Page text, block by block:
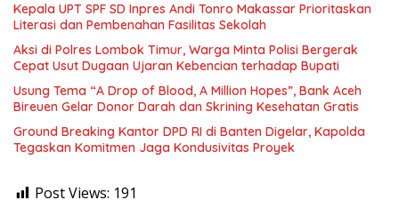
Kepala UPT SPF SD Inpres Andi Tonro Makassar Prioritaskan
Literasi dan Pembenahan Fasilitas Sekolah
Aksi di Polres Lombok Timur, Warga Minta Polisi Bergerak
Cepat Usut Dugaan Ujaran Kebencian terhadap Bupati
Usung Tema “A Drop of Blood, A Million Hopes”, Bank Aceh
Bireuen Gelar Donor Darah dan Skrining Kesehatan Gratis
Ground Breaking Kantor DPD RI di Banten Digelar, Kapolda
Tegaskan Komitmen Jaga Kondusivitas Proyek
Post Views: 191